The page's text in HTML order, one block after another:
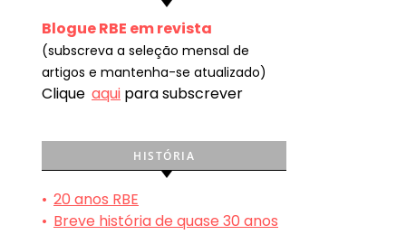
Blogue RBE em revista
(subscreva a seleção mensal de
artigos e mantenha-se atualizado)
Clique aqui para subscrever
HISTÓRIA
• 20 anos RBE
• Breve história de quase 30 anos